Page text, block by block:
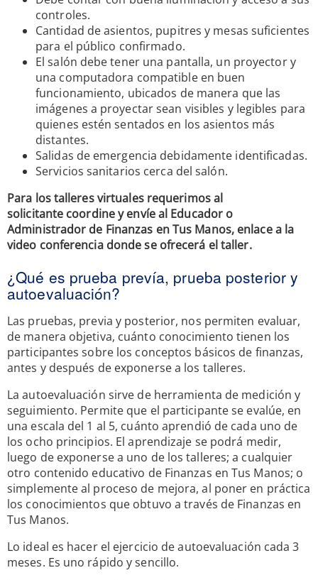
controles.
Cantidad de asientos, pupitres y mesas suficientes
para el público confirmado.
El salón debe tener una pantalla, un proyector y
una computadora compatible en buen
funcionamiento, ubicados de manera que las
imágenes a proyectar sean visibles y legibles para
quienes estén sentados en los asientos más
distantes.
Salidas de emergencia debidamente identificadas.
Servicios sanitarios cerca del salón.
Para los talleres virtuales requerimos al
solicitante coordine y envíe al Educador o
Administrador de Finanzas en Tus Manos, enlace a la
video conferencia donde se ofrecerá el taller.
¿Qué es prueba prevía, prueba posterior y
autoevaluación?
Las pruebas, previa y posterior, nos permiten evaluar,
de manera objetiva, cuánto conocimiento tienen los
participantes sobre los conceptos básicos de finanzas,
antes y después de exponerse a los talleres.
La autoevaluación sirve de herramienta de medición y
seguimiento. Permite que el participante se evalúe, en
una escala del 1 al 5, cuánto aprendió de cada uno de
los ocho principios. El aprendizaje se podrá medir,
luego de exponerse a uno de los talleres; a cualquier
otro contenido educativo de Finanzas en Tus Manos; o
simplemente al proceso de mejora, al poner en práctica
los conocimientos que obtuvo a través de Finanzas en
Tus Manos.
Lo ideal es hacer el ejercicio de autoevaluación cada 3
meses. Es uno rápido y sencillo.